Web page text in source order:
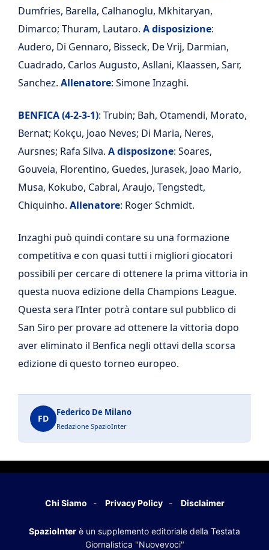
Dumfries, Barella, Calhanoglu, Mkhitaryan,
Dimarco; Thuram, Lautaro. A disposizione:
Audero, Di Gennaro, Bisseck, De Vrij, Darmian,
Cuadrado, Carlos Augusto, Asllani, Klaassen, Sarr,
Sanchez. Allenatore: Simone Inzaghi.
BENFICA (4-2-3-1): Trubin; Bah, Otamendi, Morato,
Bernat; Kokçu, Joao Neves; Di Maria, Neres,
Aursnes; Rafa Silva. A disposizone: Soares,
Gouveia, Florentino, Guedes, Jurasek, Joao Mario,
Musa, Kokubo, Cabral, Araujo, Tengstedt,
Chiquinho. Allenatore: Roger Schmidt.
Inzaghi può quindi contare su una formazione
competitiva e con quasi tutti i migliori giocatori
possibili per cercare di ottenere la prima vittoria in
questa nuova edizione della Champions League.
Questa sera l’Inter potrà contare sul pubblico di
San Siro per provare ad ottenere la vittoria dopo
aver eliminato il Benfica negli ottavi della scorsa
edizione di questo torneo europeo.
FD
Federico De Milano
Redazione SpazioInter
Chi Siamo Privacy Policy Disclaimer
SpazioInter è un supplemento editoriale della Testata
Giornalistica "Nuovevoci"